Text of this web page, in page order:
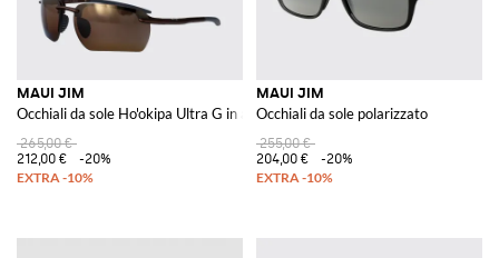
MAUI JIM
Occhiali da sole Ho'okipa Ultra G in acetato
265,00 €
212,00 €
-20%
MAUI JIM
Occhiali da sole polarizzato
255,00 €
204,00 €
-20%